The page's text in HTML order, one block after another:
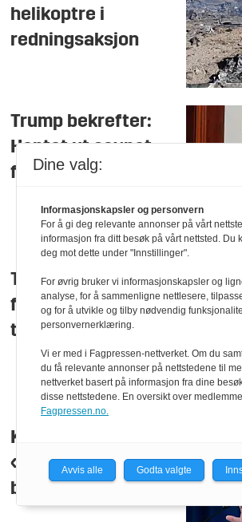
helikoptre i
redningsaksjon
Trump bekrefter:
Hentet ut savnet
flyger i Iran
Trump sier USA
forlater Iran innen
tre uker
Klar til å
«forhandle med
bomber»
Dine valg:
Informasjonskapsler og personvern
For å gi deg relevante annonser på vårt
informasjon fra ditt besøk på vårt nettsted. Du
deg mot dette under "Innstillinger".
For øvrig bruker vi informasjonskapsler og
analyse, for å sammenligne nettlesere,
og for å utvikle og tilby nødvendig
personvernerklæring.
Vi er med i Fagpressen-nettverket. Om du
du få relevante annonser på nettstedene til
nettverket basert på informasjon fra dine
disse nettstedene. En oversikt over
Fagpressen.no.
Avvis alle Godta valgte